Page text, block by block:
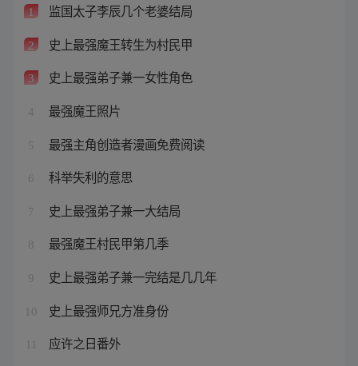
1 监国太子李辰几个老婆结局
2 史上最强魔王转生为村民甲
3 史上最强弟子兼一女性角色
4 最强魔王照片
5 最强主角创造者漫画免费阅读
6 科举失利的意思
7 史上最强弟子兼一大结局
8 最强魔王村民甲第几季
9 史上最强弟子兼一完结是几几年
10 史上最强师兄方准身份
应许之日番外